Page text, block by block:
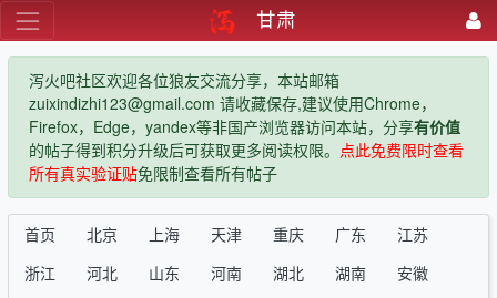
甘肃
泻火吧社区欢迎各位狼友交流分享，本站邮箱
zuixindizhi123@gmail.com 请收藏保存,建议使用Chrome，
Firefox，Edge，yandex等非国产浏览器访问本站，分享有价值
的帖子得到积分升级后可获取更多阅读权限。 点此免费限时查看
所有真实验证贴免限制查看所有帖子
首页 北京 上海 天津 重庆 广东
江苏
浙江
河北 山东 河南 湖北 湖南
安徽